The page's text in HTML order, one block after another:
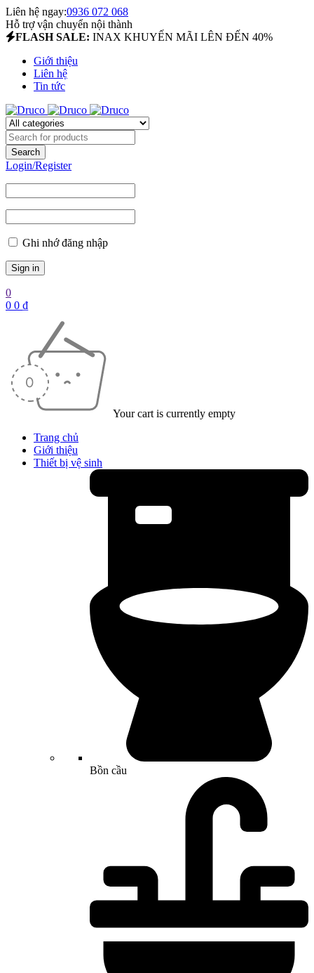
Liên hệ ngay:0936 072 068
Hỗ trợ vận chuyển nội thành
FLASH SALE: INAX KHUYẾN MÃI LÊN ĐẾN 40%
Giới thiệu
Liên hệ
Tin tức
Login/Register
Ghi nhớ đăng nhập
0
0 0 ₫
Your cart is currently empty
Trang chủ
Giới thiệu
Thiết bị vệ sinh
Bồn cầu